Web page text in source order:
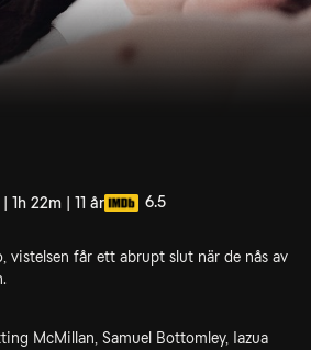
1h 22m | 11 år 6.5
vistelsen får ett abrupt slut när de nås av
McMillan, Samuel Bottomley, Iazua